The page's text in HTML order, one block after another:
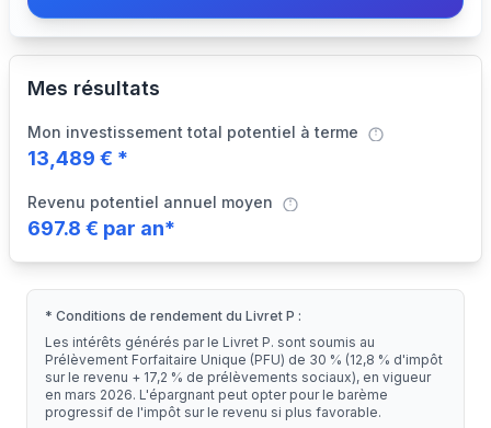
Mes résultats
Mon investissement total potentiel à terme
13,489 € *
Revenu potentiel annuel moyen
697.8 € par an*
* Conditions de rendement du Livret P :
Les intérêts générés par le Livret P. sont soumis au
Prélèvement Forfaitaire Unique (PFU) de 30 % (12,8 % d'impôt
sur le revenu + 17,2 % de prélèvements sociaux), en vigueur
en mars 2026. L'épargnant peut opter pour le barème
progressif de l'impôt sur le revenu si plus favorable.